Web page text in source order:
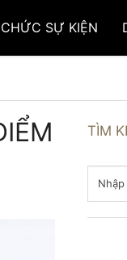
SỰ KIỆN
TÌM